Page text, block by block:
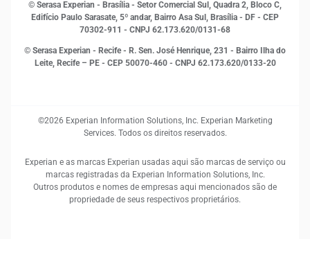
Sustentabilidade Corporativa
© Serasa Experian - Brasília - Setor Comercial Sul, Quadra 2, Bloco C,
Edifício Paulo Sarasate, 5º andar, Bairro Asa Sul, Brasília - DF - CEP
70302-911 - CNPJ 62.173.620/0131-68
© Serasa Experian - Recife - R. Sen. José Henrique, 231 - Bairro Ilha do
Leite, Recife – PE - CEP 50070-460 - CNPJ 62.173.620/0133-20
©2026 Experian Information Solutions, Inc. Experian Marketing
Services. Todos os direitos reservados.
Experian e as marcas Experian usadas aqui são marcas de serviço ou
marcas registradas da Experian Information Solutions, Inc.
Outros produtos e nomes de empresas aqui mencionados são de
propriedade de seus respectivos proprietários.